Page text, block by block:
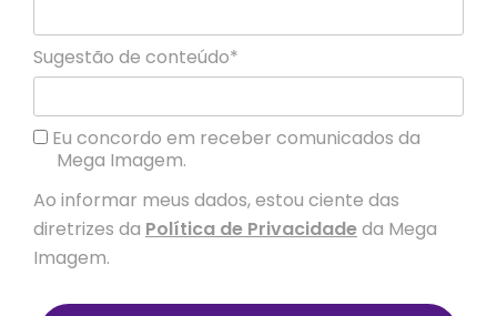
Sugestão de conteúdo*
Eu concordo em receber comunicados da
Mega Imagem.
Ao informar meus dados, estou ciente das
diretrizes da Política de Privacidadeda Mega
Imagem.